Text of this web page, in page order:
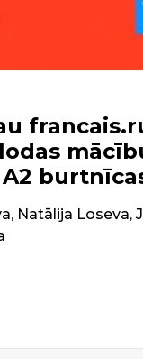
, Natālija Loseva,